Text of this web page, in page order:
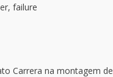
failure
Carrera na montagem de